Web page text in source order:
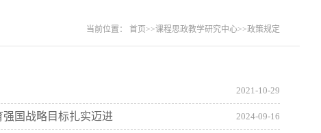
当前位置： 首页 >>课程思政教学研究中心>>政策规定
2021-10-29
国战略目标扎实迈进 2024-09-16